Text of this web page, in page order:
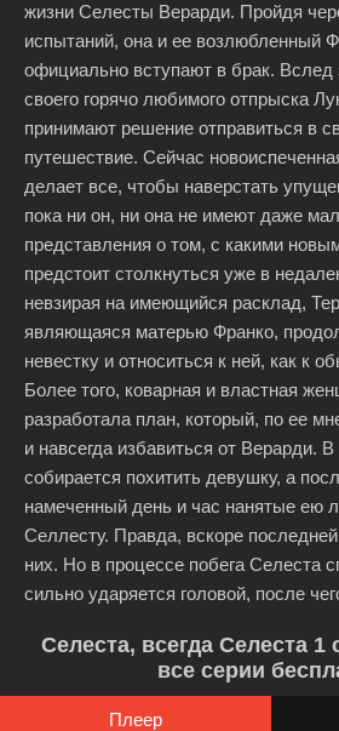
жизни Селесты Верарди. Пройдя
испытаний, она и ее возлюбленный
официально вступают в брак. Вслед
своего горячо любимого отпрыска
принимают решение отправиться в
путешествие. Сейчас
делает все, чтобы наверстать
пока ни он, ни она не имеют даже
представления о том, с какими
предстоит столкнуться уже в
невзирая на имеющийся расклад,
являющаяся матерью Франко,
невестку и относиться к ней, как к
Более того, коварная и властная
разработала план, который, по ее
и навсегда избавиться от Верарди.
собирается похитить девушку, а
намеченный день и час нанятые ею
Селлесту. Правда, вскоре
них. Но в процессе побега Селеста
сильно ударяется головой, после
Селеста, всегда Селеста 1
все серии
Плеер